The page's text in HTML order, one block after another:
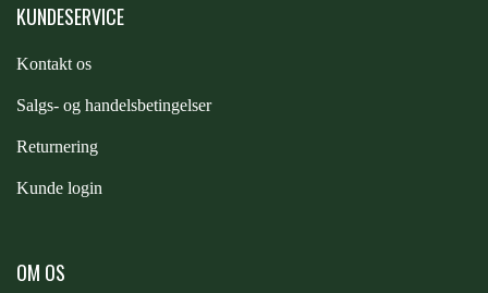
KUNDESERVICE
Kontakt os
Salgs- og handelsbetingelser
Returnering
Kunde login
OM OS